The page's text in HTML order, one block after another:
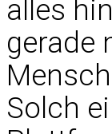
alles
gerade
Solch